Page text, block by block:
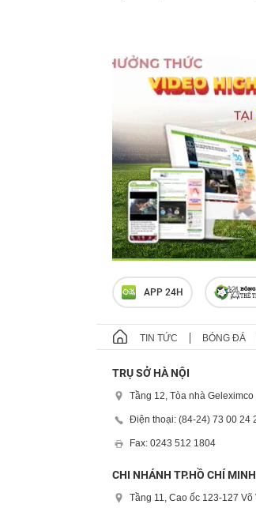
APP 24H
TIN TỨC BÓNG ĐÁ
TRỤ SỞ HÀ NỘI
Tầng 12, Tòa nhà
Điện thoại: (84-24) 73 00 24
Fax: 0243 512 1804
CHI NHÁNH TP.HỒ CHÍ MINH
Tầng 11, Cao ốc 123-127